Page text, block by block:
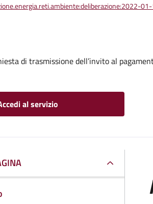
di trasmissione dell’invito al
al servizio